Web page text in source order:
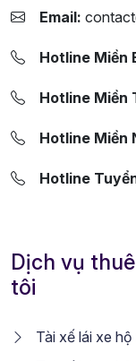
Email:
Hotline Miền
Hotline Miền
Hotline Miền
Hotline
Dịch vụ
tôi
Tài xế lái xe